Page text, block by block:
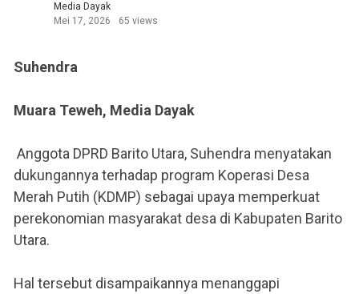
Media Dayak
Mei 17, 2026
65 views
Suhendra
Muara Teweh, Media Dayak
Anggota DPRD Barito Utara, Suhendra menyatakan
dukungannya terhadap program Koperasi Desa
Merah Putih (KDMP) sebagai upaya memperkuat
perekonomian masyarakat desa di Kabupaten Barito
Utara.
Hal tersebut disampaikannya menanggapi